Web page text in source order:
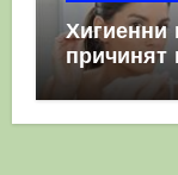
Хигиенни
причинят
полза